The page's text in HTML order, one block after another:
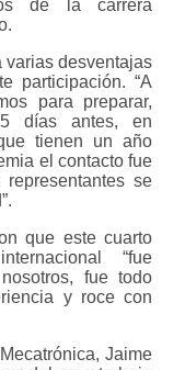
de la carrera
varias desventajas
participación. “A
para preparar,
días antes, en
tienen un año
el contacto fue
representantes se
que este cuarto
“fue
fue todo
y roce con
Jaime